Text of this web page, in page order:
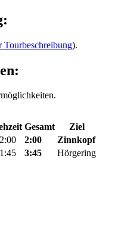
Tourbeschreibung).
Gesamt
Ziel
2:00
Zinnkopf
3:45 Hörgering